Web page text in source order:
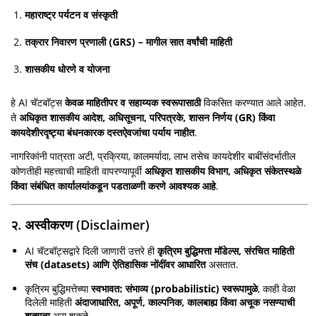
महाराष्ट्र पर्यटन व संस्कृती
तक्रार निवारण प्रणाली (GRS) – मागील सात वर्षांची माहिती
शासकीय धोरणे व योजना
हे AI चॅटबॉट्सकेवळ माहितीपर व सहाय्यक स्वरूपासाठीविकसित करण्यात आले आहेत.
ते अधिकृत शासकीय आदेश, अधिसूचना, परिपत्रके, शासन निर्णय (GR) किंवा
कायदेशीरदृष्ट्या बंधनकारक दस्तऐवजांचा पर्याय नाहीत.
नागरिकांनी पात्रता अटी, प्रक्रिया, कालमर्यादा, लाभ तसेच कायदेशीर बाबींसंदर्भातील
कोणतीही महत्त्वाची माहिती वापरण्यापूर्वीअधिकृत शासकीय विभाग, अधिकृत संकेतस्थळे
किंवा संबंधित कार्यालयांकडून पडताळणी करणे आवश्यक आहे.
२. अस्वीकरण (Disclaimer)
AI चॅटबॉट्सद्वारे दिली जाणारी उत्तरे हीकृत्रिम बुद्धिमत्ता मॉडेल्स, संरचित माहिती
संच (datasets) आणि ऐतिहासिक नोंदींवर आधारितअसतात.
कृत्रिम बुद्धिमत्तेच्यास्वभावत: संभाव्य (probabilistic) स्वरूपामुळे, काही वेळा
दिलेली माहितीअंदाजाधारित, अपूर्ण, काल्पनिक, कालबाह्य किंवा अचूक नसण्याची